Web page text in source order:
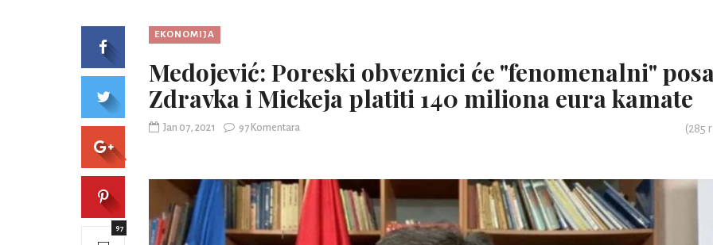
EKONOMIJA
Medojević: Poreski obveznici će "fenomenalni"
Zdravka i Mickeja platiti 140 miliona eura kamate
Jan 07, 2021 97 Komentara (285
97